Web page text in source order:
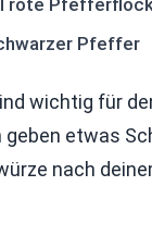
Pfeffer
wichtig für
etwas
nach